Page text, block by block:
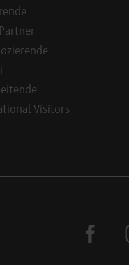
Visitors
facebook